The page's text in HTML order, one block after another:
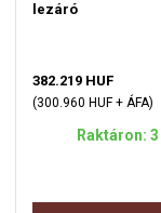
lezáró
382.219 HUF
(300.960 HUF + ÁFA)
Raktáron: